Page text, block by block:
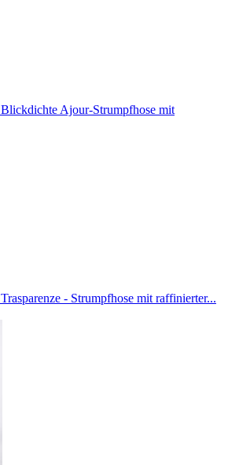
Blickdichte Ajour-Strumpfhose mit
Trasparenze - Strumpfhose mit raffinierter...